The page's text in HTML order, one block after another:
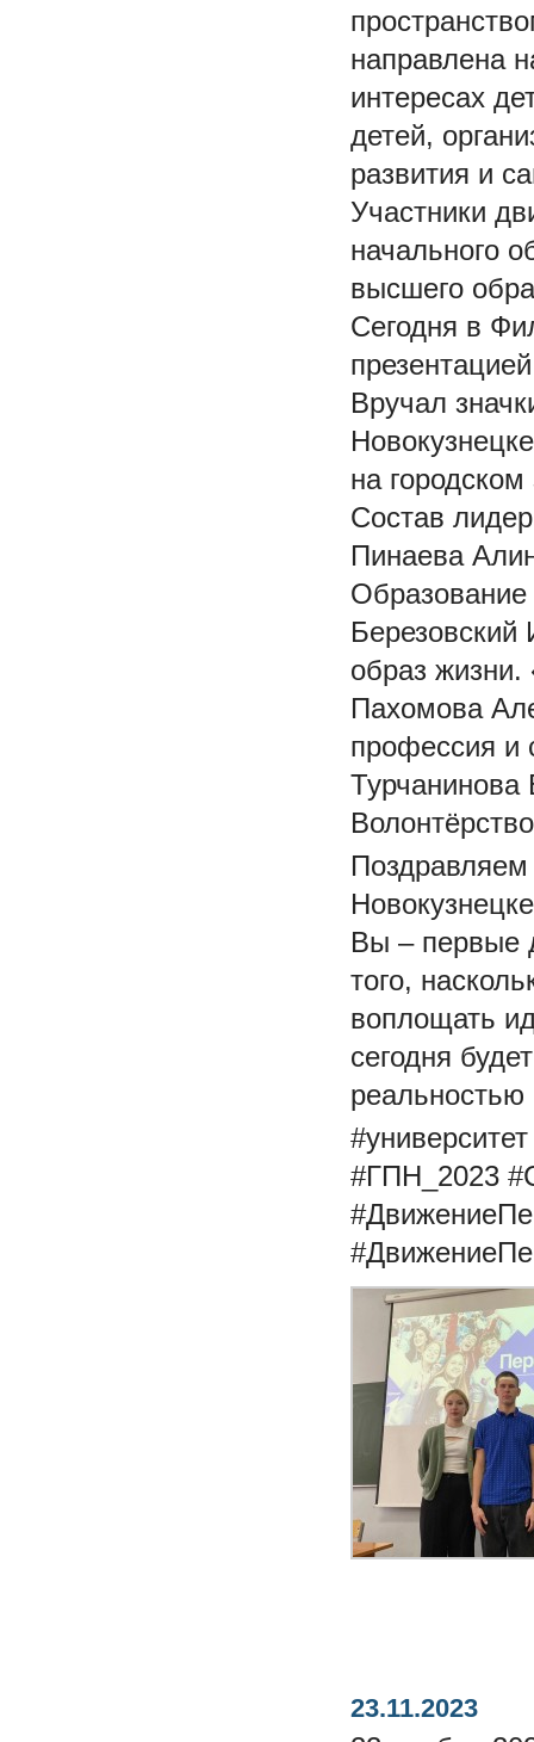
направлена
интересах
детей,
развития и
Участники
начального
высшего
Сегодня в
Вручал
на
Состав
Пинаева
образ
Пахомова
профессия
Турчанинова
Вы – первые
того,
воплощать
сегодня
#университет
#ГПН_2023
23.11.2023